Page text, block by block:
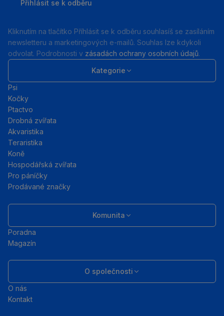
Přihlásit se k odběru
Kliknutím na tlačítko Příhlásit se k odběru souhlasíš se zasíláním
newsletteru a marketingových e-mailů. Souhlas lze kdykoli
odvolat. Podrobnosti v zásadách ochrany osobních údajů.
Kategorie
Psi
Kočky
Ptactvo
Drobná zvířata
Akvaristika
Teraristika
Koně
Hospodářská zvířata
Pro páníčky
Prodávané značky
Komunita
Poradna
Magazín
O společnosti
O nás
Kontakt